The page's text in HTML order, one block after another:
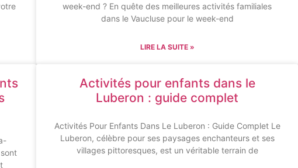
week-end ? En quête des meilleures activités familiales
dans le Vaucluse pour le week-end
LIRE LA SUITE »
Activités pour enfants dans le
Luberon : guide complet
Activités Pour Enfants Dans Le Luberon : Guide Complet Le
Luberon, célèbre pour ses paysages enchanteurs et ses
villages pittoresques, est un véritable terrain de